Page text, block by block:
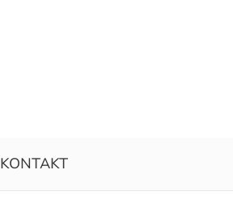
KONTAKT